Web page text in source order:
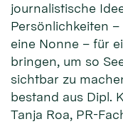
journalistische
Persönlichkeiten
eine Nonne – für
bringen, um so
sichtbar zu
bestand aus Dipl.
Tanja Roa, PR-